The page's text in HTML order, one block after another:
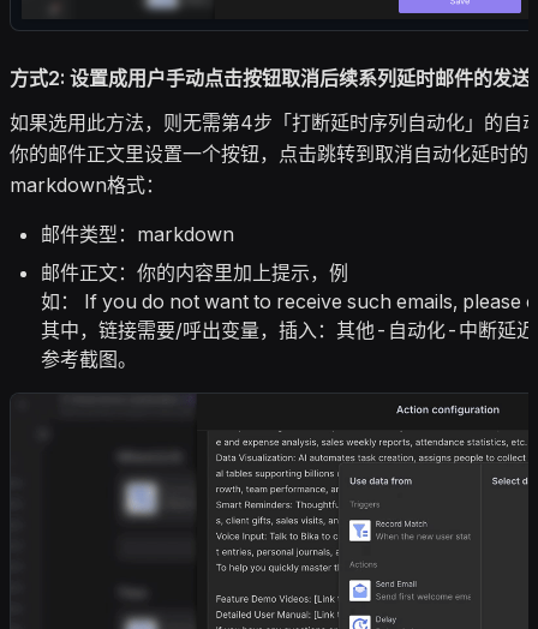
方式2: 设置成用户手动点击按钮取消后续系列延时邮件的发送
如果选用此方法，则无需第4步「打断延时序列自动化」的自
你的邮件正文里设置一个按钮，点击跳转到取消自动化延时的
markdown格式：
邮件类型：markdown
邮件正文：你的内容里加上提示，例
如： If you do not want to receive such emails, please
其中，链接需要/呼出变量，插入：其他-自动化-中断延
参考截图。